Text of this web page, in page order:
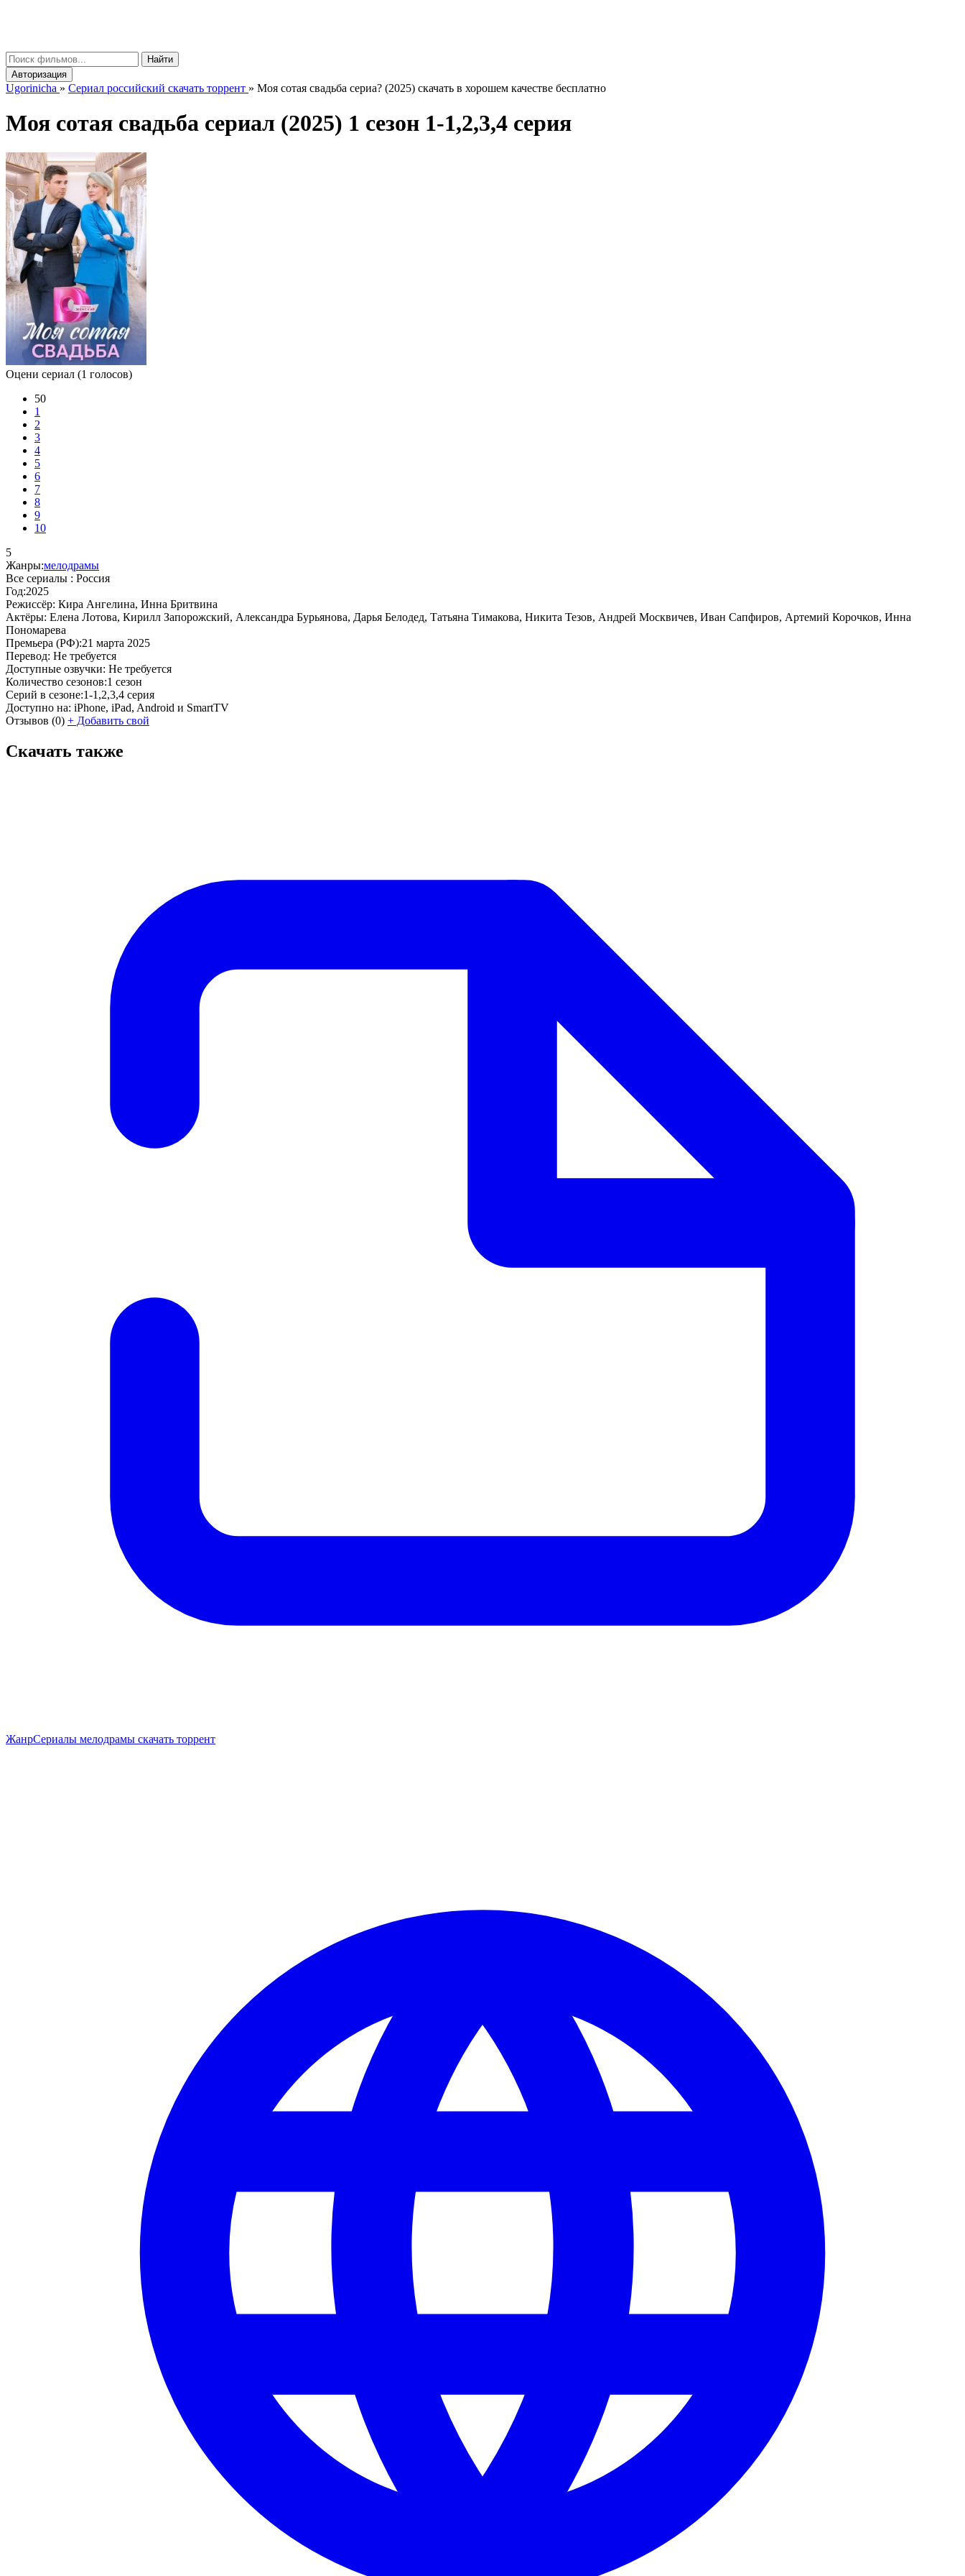
Найти
Авторизация
Ugorinicha » Сериал российский скачать торрент » Моя сотая свадьба сериа? (2025) скачать в хорошем качестве бесплатно
Моя сотая свадьба сериал (2025) 1 сезон 1-1,2,3,4 серия
Оцени сериал (1 голосов)
50
1
2
3
4
5
6
7
8
9
10
5
Жанры:мелодрамы
Все сериалы : Россия
Год:2025
Режиссёр: Кира Ангелина, Инна Бритвина
Актёры: Елена Лотова, Кирилл Запорожский, Александра Бурьянова, Дарья Белодед, Татьяна Тимакова, Никита Тезов, Андрей Москвичев, Иван Сапфиров, Артемий Корочков, Инна
Пономарева
Премьера (РФ):21 марта 2025
Перевод: Не требуется
Доступные озвучки: Не требуется
Количество сезонов:1 сезон
Серий в сезоне:1-1,2,3,4 серия
Доступно на: iPhone, iPad, Android и SmartTV
Отзывов (0) + Добавить свой
Скачать также
ЖанрСериалы мелодрамы скачать торрент